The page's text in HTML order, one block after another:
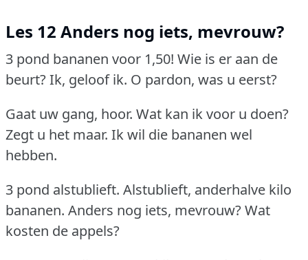
Les 12 Anders nog iets, mevrouw?
3 pond bananen voor 1,50! Wie is er aan de
beurt?Ik, geloof ik. O pardon, was u eerst?
Gaat uw gang, hoor. Wat kan ik voor u doen?
Zegt u het maar. Ik wil die bananen wel
hebben.
3 pond alstublieft. Alstublieft, anderhalve kilo
bananen. Anders nog iets, mevrouw?Wat
kosten de appels?